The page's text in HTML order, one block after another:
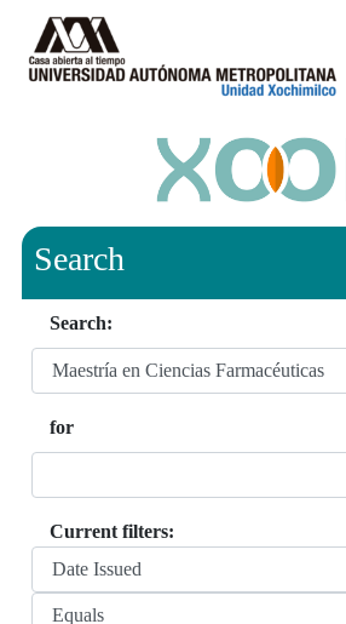
Search
Search:
for
Current filters: